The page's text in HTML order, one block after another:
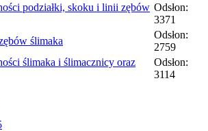
podziałki, skoku i linii zębów Odsłon:
3371
ślimaka
Odsłon:
2759
ślimaka i ślimacznicy oraz
Odsłon:
3114